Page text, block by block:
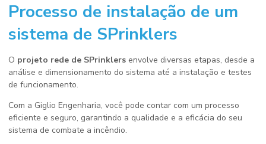
Processo de instalação de um
sistema de SPrinklers
O projeto rede de SPrinklers envolve diversas etapas, desde a
análise e dimensionamento do sistema até a instalação e testes
de funcionamento.
Com a Giglio Engenharia, você pode contar com um processo
eficiente e seguro, garantindo a qualidade e a eficácia do seu
sistema de combate a incêndio.